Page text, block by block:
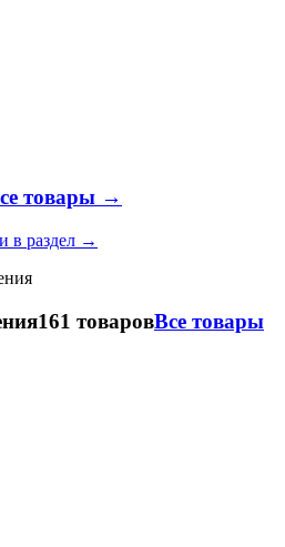
товары →
в раздел →
161 товаровВсе товары